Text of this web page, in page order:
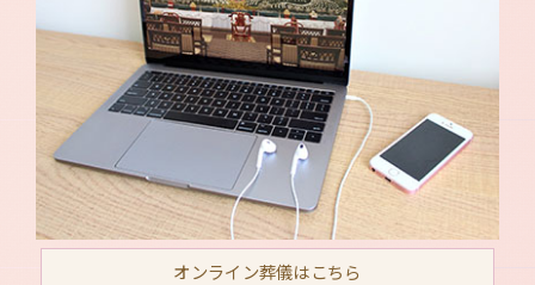
オンライン葬儀はこちら